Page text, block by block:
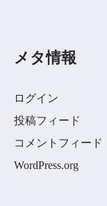
メタ情報
ログイン
投稿フィード
コメントフィード
WordPress.org